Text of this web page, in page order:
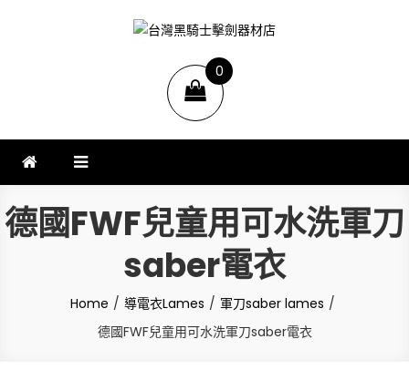
劍,佩劍,重劍,佩件,面罩,劍擊袋,劍擊車,周邊商品販售和售後服務.
0
items
德國FWF兒童用可水洗軍刀
saber電衣
Home 導電衣Lames
軍刀saber lames
德國FWF兒童用可水洗軍刀saber電衣